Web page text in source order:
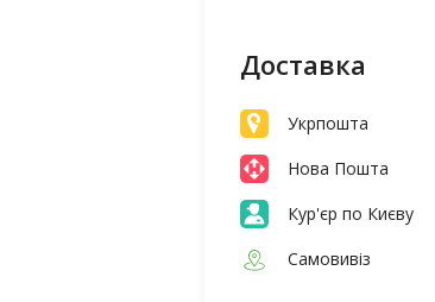
Доставка
Укрпошта
Нова Пошта
Кур'єр по Києву
Самовивіз